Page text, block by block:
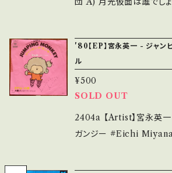
*中古という事をご理解し
お願い致します。
understand that it is second
は ■■■状態・説明 / 発
ご覧ください。 https://onbankutsu.thebase.i
n/items/14252144 お知らせ等は、About 画
rd：C/B- (国内盤) *ブック
け *盤にスレ小キズ多 ______________
___________ 【About the state/状態説
明】 S・新品未開封など A
痛みも薄い B・多少痛み
痛み多・キズ多く痛み多 *その他
'80【EP】宮永英一 - ジャン
ル
¥500
SOLD OUT
2404a 【Artist】宮永英一
ガンジー #Eichi Miyanaga #紫 A) ジャンピ